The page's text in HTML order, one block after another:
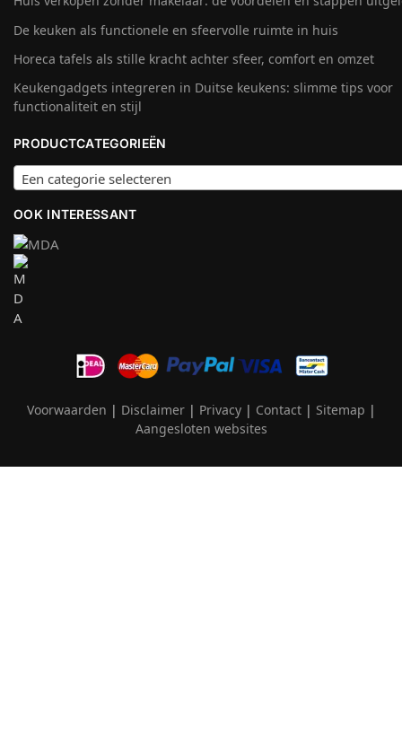
De keuken als functionele en sfeervolle ruimte in huis
Horeca tafels als stille kracht achter sfeer, comfort en omzet
Keukengadgets integreren in Duitse keukens: slimme tips voor
functionaliteit en stijl
PRODUCTCATEGORIEËN
Een categorie selecteren
OOK INTERESSANT
Voorwaarden | Disclaimer| Privacy| Contact| Sitemap |
Aangesloten websites